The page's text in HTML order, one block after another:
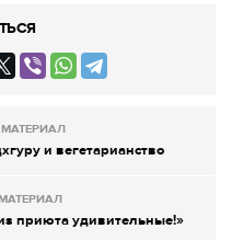
и вегетарианство
приюта удивительные!»